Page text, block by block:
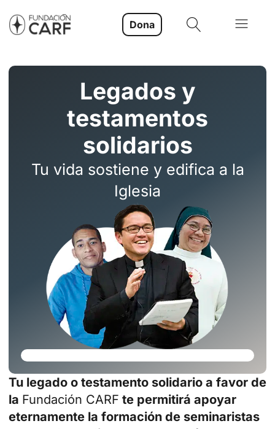
Dona
Legados y
testamentos
solidarios
Tu vida sostiene y edifica a la
Iglesia
Tu legado o testamento solidario a favor de
la Fundación CARF te permitirá apoyar
eternamente la formación de seminaristas